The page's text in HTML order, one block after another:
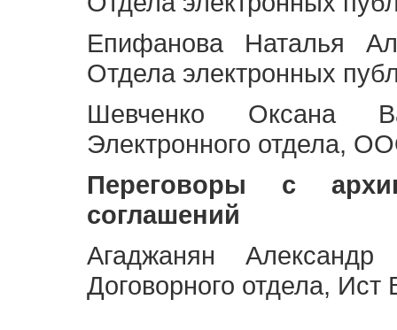
Епифанова Наталья
Отдела электронных
Шевченко Оксана
Электронного отдела,
Переговоры с
соглашений
Агаджанян Александр
Договорного отдела,